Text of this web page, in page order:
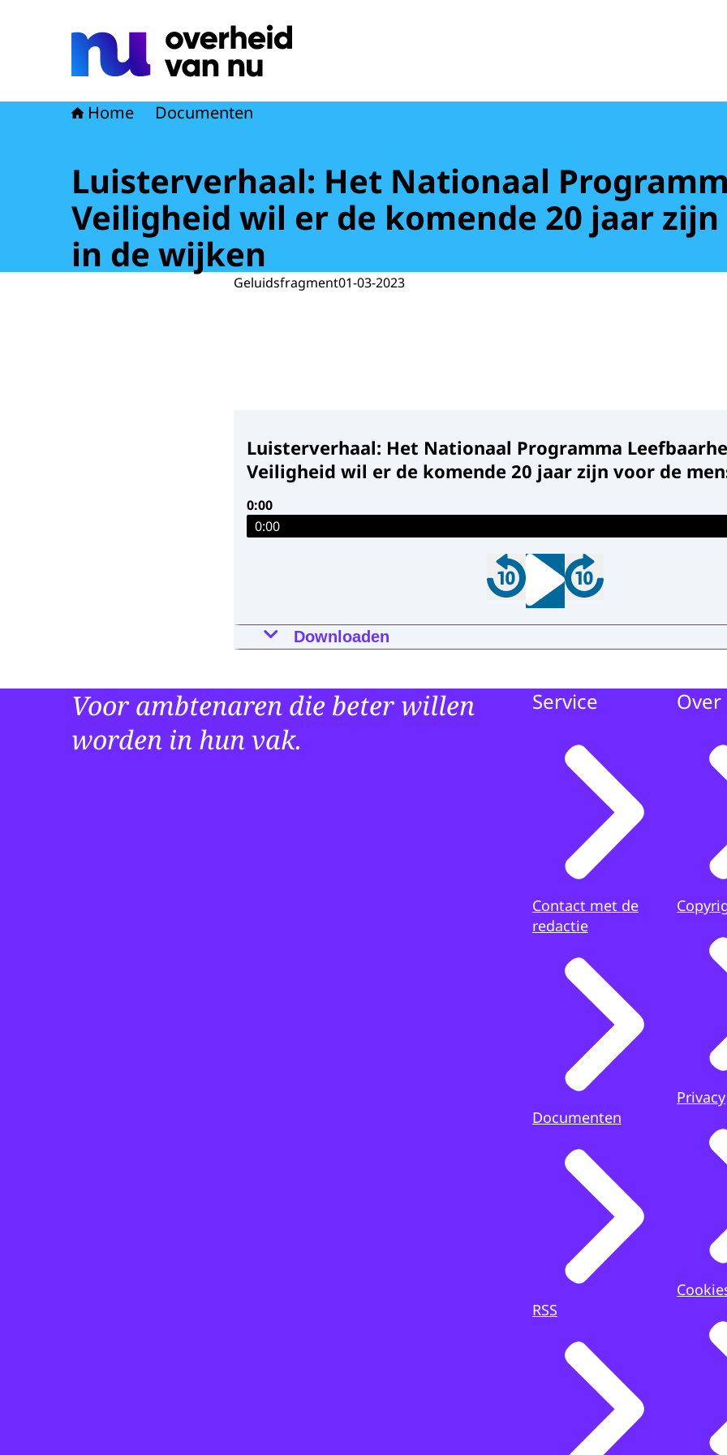
Home Documenten
Luisterverhaal: Het Nationaal
Veiligheid wil er de komende 20 jaar
in de wijken
Geluidsfragment01-03-2023
Luisterverhaal: Het Nationaal Programma
Veiligheid wil er de komende 20 jaar zijn voor de
wijken
0:00
0:00
Downloaden
01-03-2023 06:55 mp3 6.3 MB
Voor ambtenaren die beter willen
worden in hun vak.
Service
Contact met de
redactie
Documenten
RSS
Privacy